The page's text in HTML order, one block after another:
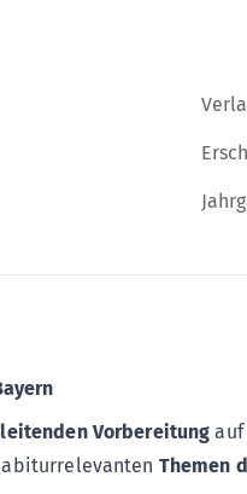
Vorbereitung auf
Themen